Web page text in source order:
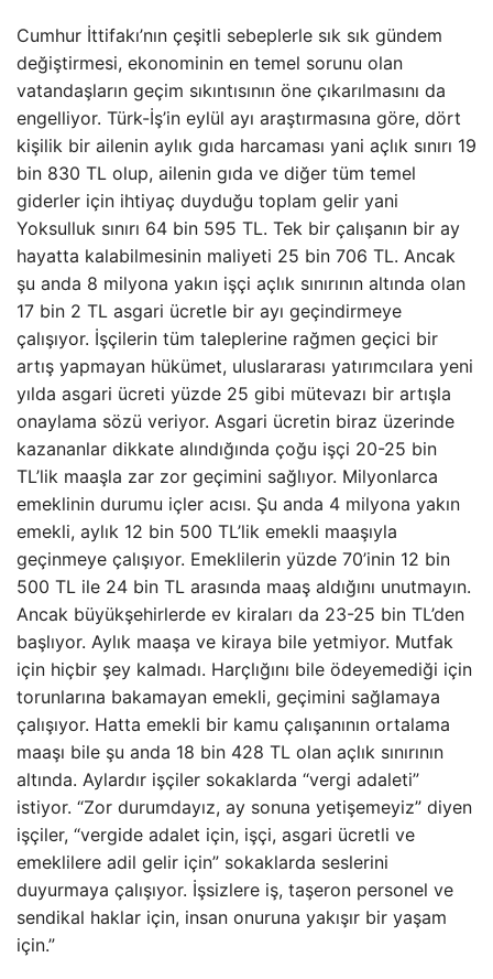
Cumhur İttifakı’nın çeşitli sebeplerle sık sık gündem
değiştirmesi, ekonominin en temel sorunu olan
vatandaşların geçim sıkıntısının öne çıkarılmasını da
engelliyor. Türk-İş’in eylül ayı araştırmasına göre, dört
kişilik bir ailenin aylık gıda harcaması yani açlık sınırı 19
bin 830 TL olup, ailenin gıda ve diğer tüm temel
giderler için ihtiyaç duyduğu toplam gelir yani
Yoksulluk sınırı 64 bin 595 TL. Tek bir çalışanın bir ay
hayatta kalabilmesinin maliyeti 25 bin 706 TL. Ancak
şu anda 8 milyona yakın işçi açlık sınırının altında olan
17 bin 2 TL asgari ücretle bir ayı geçindirmeye
çalışıyor. İşçilerin tüm taleplerine rağmen geçici bir
artış yapmayan hükümet, uluslararası yatırımcılara yeni
yılda asgari ücreti yüzde 25 gibi mütevazı bir artışla
onaylama sözü veriyor. Asgari ücretin biraz üzerinde
kazananlar dikkate alındığında çoğu işçi 20-25 bin
TL’lik maaşla zar zor geçimini sağlıyor. Milyonlarca
emeklinin durumu içler acısı. Şu anda 4 milyona yakın
emekli, aylık 12 bin 500 TL’lik emekli maaşıyla
geçinmeye çalışıyor. Emeklilerin yüzde 70’inin 12 bin
500 TL ile 24 bin TL arasında maaş aldığını unutmayın.
Ancak büyükşehirlerde ev kiraları da 23-25 ​​bin TL’den
başlıyor. Aylık maaşa ve kiraya bile yetmiyor. Mutfak
için hiçbir şey kalmadı. Harçlığını bile ödeyemediği için
torunlarına bakamayan emekli, geçimini sağlamaya
çalışıyor. Hatta emekli bir kamu çalışanının ortalama
maaşı bile şu anda 18 bin 428 TL olan açlık sınırının
altında. Aylardır işçiler sokaklarda “vergi adaleti”
istiyor. “Zor durumdayız, ay sonuna yetişemeyiz” diyen
işçiler, “vergide adalet için, işçi, asgari ücretli ve
emeklilere adil gelir için” sokaklarda seslerini
duyurmaya çalışıyor. İşsizlere iş, taşeron personel ve
sendikal haklar için, insan onuruna yakışır bir yaşam
için.”